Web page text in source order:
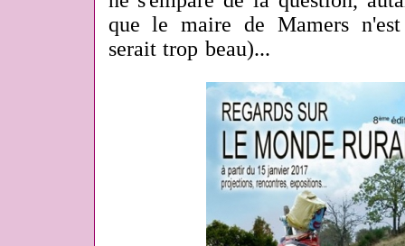
que le maire de Mamers
serait trop beau)...